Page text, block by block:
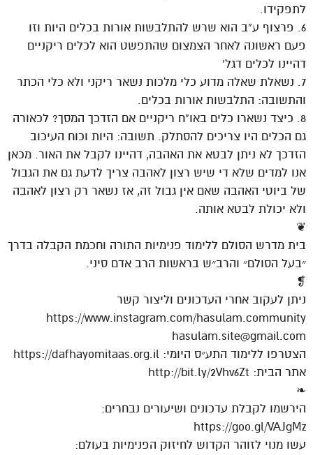
לתפקידו.
6. פרצוף ע”ב הוא שרש להתלבשות אורות בכלים היות וזו
פעם ראשונה לאחר הצמצום שהתפשט הוא לכלים ריקניים
דהיינו לכלים דגל’
7. נשאלת שאלה מדוע כלי מלכות נשאר ריקני ולא כלי הכתר
והתשובה: התלבשות אורות בכלים.
8. כיצד נשארו כלים באו”ח ריקניים אם הזדכך המסך? לכאורה
גם הכלים היו צריכים להסתלק. תשובה: היות וכוח העיכוב
הזדכך לא ניתן לבטא את האהבה, דהיינו לקבל את האור. מכאן
אנו למדים שלא די שיש רצון לאהבה צריך לדעת גם את הגבול
של ביוטי האהבה שאם אין גבול זה, אז נשאר רק רצון לאהבה
ולא יכולת לבטא אותה.
❦
בית מדרש הסולם ללימוד פנימיות התורה וחכמת הקבלה בדרך
״בעל הסולם״ והרב״ש בראשות הרב אדם סיני.
❡
ניתן לעקוב אחרי העדכונים וליצור קשר
https://www.instagram.com/hasulam.community
hasulam.site@gmail.com
הצטרפו ללימוד התע״ס היומי: https://dafhayomitaas.org.il
אתר הבית: http://bit.ly/2Vhv6Zt
❧
הירשמו לקבלת עדכונים ושיעורים נבחרים:
https://goo.gl/VAJgMz
עשו מנוי לזוהר הקדוש לחיזוק הפנימיות בעולם: